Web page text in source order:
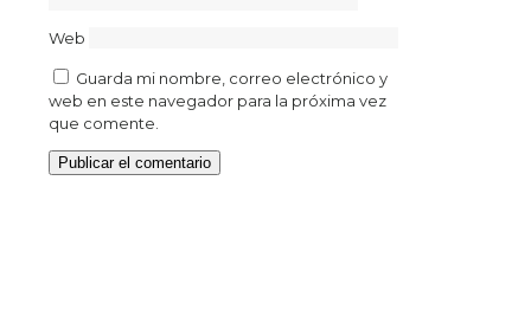
Web
Guarda mi nombre, correo electrónico y
web en este navegador para la próxima vez
que comente.